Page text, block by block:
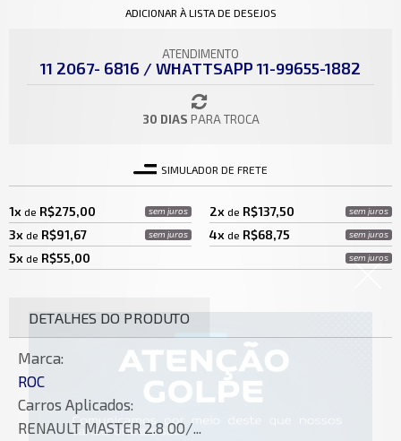
ADICIONAR À LISTA DE DESEJOS
ATENDIMENTO
11 2067- 6816 / WHATTSAPP 11-99655-1882
30 DIAS PARA TROCA
SIMULADOR DE FRETE
1x de R$275,00 sem juros 2x de R$137,50 sem juros
3x de R$91,67 sem juros 4x de R$68,75 sem juros
5x de R$55,00 sem juros
DETALHES DO PRODUTO
Marca:
ROC
Carros Aplicados:
RENAULT MASTER 2.8 00/...